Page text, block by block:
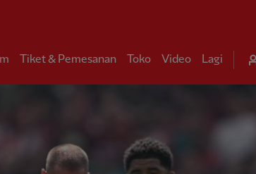
Tiket & Pemesanan Toko Video Lagi